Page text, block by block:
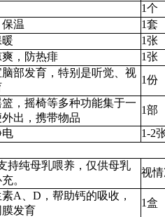
1个
温
1套
1张
，防热痱
1张
部发育，特别是听觉、视
1份
，摇椅等多种功能集于一
出，携带物品
1部
电
1-2
持纯母乳喂养，仅供母乳
。
视
A、D，帮助钙的吸收，
发育
1盒